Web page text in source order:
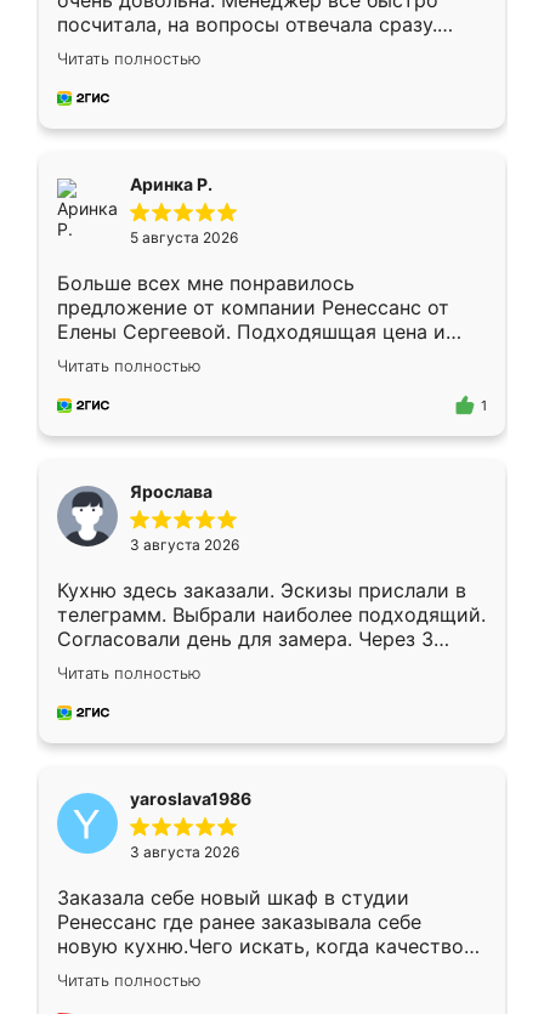
посчитала, на вопросы отвечала сразу.
Замерщик приехал в субботу, подошёл к
делу со всей ответственностью. Собрали
за день, ребята работали аккуратно, даже
Читать полностью
Аринка Р.
5 августа 2026
Больше всех мне понравилось
предложение от компании Ренессанс от
Елены Сергеевой. Подходяшщая цена и
короткие сроки изготовления. Приехавший
для замера сотрудник Владислав
предложил по моему эскизу самый
Читать полностью
1
Ярослава
3 августа 2026
Кухню здесь заказали. Эскизы прислали в
телеграмм. Выбрали наиболее подходящий.
Согласовали день для замера. Через 3
недели кухня была уже готова. Остались
довольны работой. Спасибо Ренессанс
мебель за качественную работу!
Читать полностью
yaroslava1986
3 августа 2026
Заказала себе новый шкаф в студии
Ренессанс где ранее заказывала себе
новую кухню.Чего искать, когда качеством
вполне довольна. Служит кухня уже почти
два года, нареканий нет.
Читать полностью